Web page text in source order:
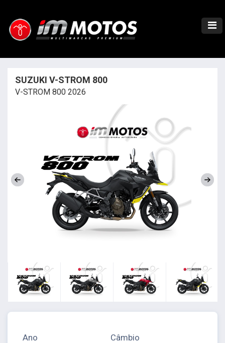
SUZUKI V-STROM 800
V-STROM 800 2026
Ano Câmbio